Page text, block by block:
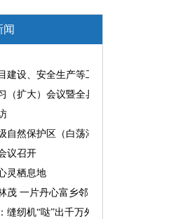
闻
建设、安全生产等工作
（扩大）会议暨全县“两为”能力素质
自然保护区（白荡湖片区）问题整改
议召开
灵栖息地
茂 一片丹心富乡邻
缝纫机“哒”出千万外贸大生意